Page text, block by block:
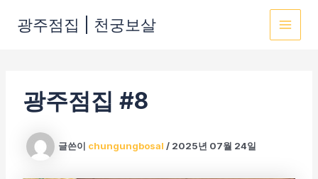
광주점집 | 천궁보살
광주점집 #8
글쓴이 chungungbosal/ 2025년 07월 24일